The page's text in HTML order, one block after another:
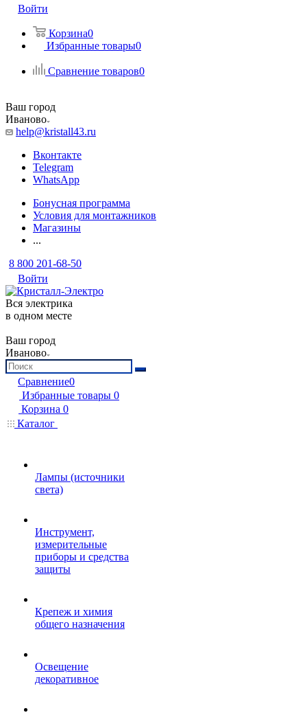
Войти
Корзина0
Избранные товары0
Сравнение товаров0
Ваш город
Иваново
help@kristall43.ru
Вконтакте
Telegram
WhatsApp
Бонусная программа
Условия для монтажников
Магазины
...
8 800 201-68-50
Войти
Вся электрика
в одном месте
Ваш город
Иваново
Сравнение0
Избранные товары 0
Корзина 0
Каталог
Лампы (источники
света)
Инструмент,
измерительные
приборы и средства
защиты
Крепеж и химия
общего назначения
Освещение
декоративное